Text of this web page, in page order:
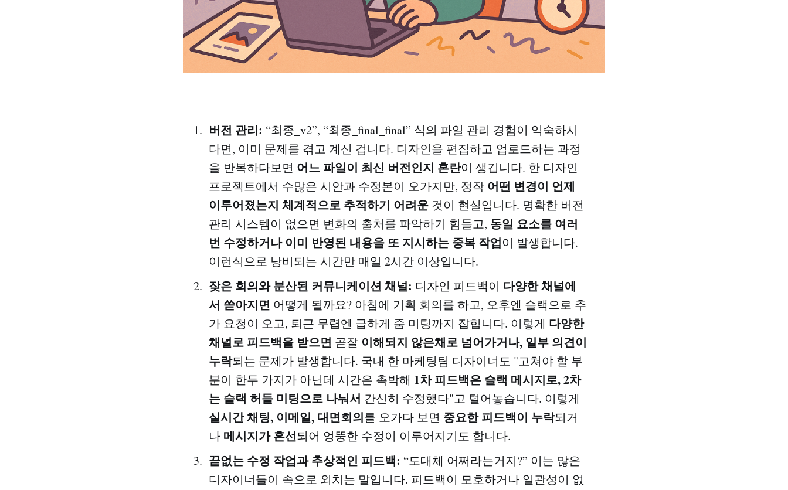
버전 관리: “최종_v2”, “최종_final_final” 식의 파일 관리 경험이 익숙하시
다면, 이미 문제를 겪고 계신 겁니다. 디자인을 편집하고 업로드하는 과정
을 반복하다보면 어느 파일이 최신 버전인지 혼란이 생깁니다. 한 디자인
프로젝트에서 수많은 시안과 수정본이 오가지만, 정작 어떤 변경이 언제
이루어졌는지 체계적으로 추적하기 어려운 것이 현실입니다. 명확한 버전
관리 시스템이 없으면 변화의 출처를 파악하기 힘들고, 동일 요소를 여러
번 수정하거나 이미 반영된 내용을 또 지시하는 중복 작업이 발생합니다.
이런식으로 낭비되는 시간만 매일 2시간 이상입니다.
잦은 회의와 분산된 커뮤니케이션 채널: 디자인 피드백이 다양한채널에
서 쏟아지면 어떻게 될까요? 아침에 기획 회의를 하고, 오후엔 슬랙으로 추
가 요청이 오고, 퇴근 무렵엔 급하게 줌 미팅까지 잡힙니다. 이렇게 다양한
채널로 피드백을 받으면 곧잘 이해되지 않은채로 넘어가거나, 일부 의견이
누락되는 문제가 발생합니다. 국내 한 마케팅팀 디자이너도 "고쳐야 할 부
분이 한두 가지가 아닌데 시간은 촉박해 1차 피드백은 슬랙 메시지로, 2차
는 슬랙 허들 미팅으로 나눠서 간신히 수정했다"고 털어놓습니다. 이렇게
실시간 채팅, 이메일, 대면회의를 오가다 보면 중요한 피드백이 누락되거
나 메시지가 혼선되어 엉뚱한 수정이 이루어지기도 합니다.
끝없는 수정 작업과 추상적인 피드백: “도대체 어쩌라는거지?” 이는 많은
디자이너들이 속으로 외치는 말입니다. 피드백이 모호하거나 일관성이 없